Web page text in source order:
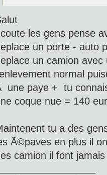
les gens pense
un porte - auto
un camion
normal
une paye + tu
coque nue = 140
tu a des
Ã©paves en plus il
camion il font